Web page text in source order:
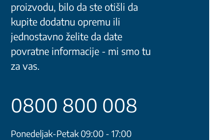
proizvodu, bilo da ste otišli da
kupite dodatnu opremu ili
jednostavno želite da date
povratne informacije - mi smo tu
za vas.
0800 800 008
Ponedeljak-Petak 09:00 - 17:00